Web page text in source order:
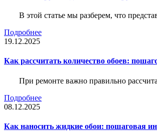
В этой статье мы разберем, что
Подробнее
19.12.2025
Как рассчитать количество обоев:
При ремонте важно правильно
Подробнее
08.12.2025
Как наносить жидкие обои: пошаговая